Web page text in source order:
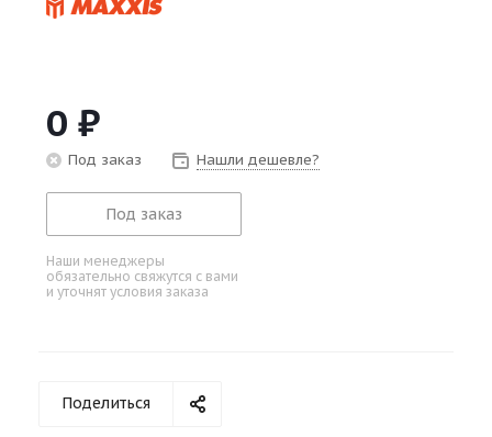
0 ₽
Под заказ Нашли дешевле?
Под заказ
Наши менеджеры
обязательно свяжутся с вами
и уточнят условия заказа
Поделиться